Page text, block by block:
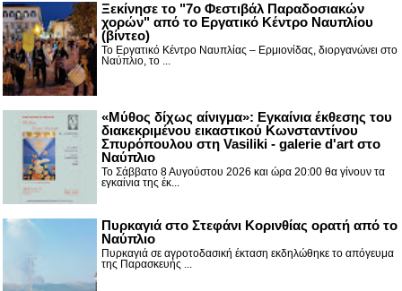
Ξεκίνησε το "7ο Φεστιβάλ Παραδοσιακών
χορών" από το Εργατικό Κέντρο Ναυπλίου
(βίντεο)
Το Εργατικό Κέντρο Ναυπλίας – Ερμιονίδας, διοργανώνει στο
Ναύπλιο, το ...
«Μύθος δίχως αίνιγμα»: Εγκαίνια έκθεσης του
διακεκριμένου εικαστικού Κωνσταντίνου
Σπυρόπουλου στη Vasiliki - galerie d'art στο
Ναύπλιο
Το Σάββατο 8 Αυγούστου 2026 και ώρα 20:00 θα γίνουν τα
εγκαίνια της έκ...
Πυρκαγιά στο Στεφάνι Κορινθίας ορατή από το
Ναύπλιο
Πυρκαγιά σε αγροτοδασική έκταση εκδηλώθηκε το απόγευμα
της Παρασκευής ...